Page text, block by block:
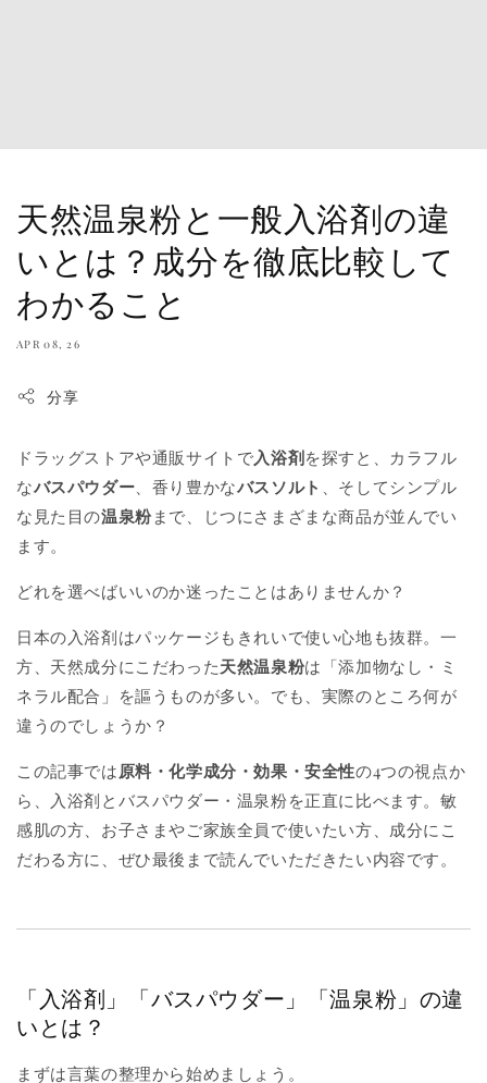
天然温泉粉と一般入浴剤の違
いとは？成分を徹底比較して
わかること
APR 08, 26
分享
ドラッグストアや通販サイトで入浴剤を探すと、カラフル
なバスパウダー 、香り豊かなバスソルト
、そしてシンプル
な見た目の温泉粉まで、じつにさまざまな商品が並んでい
ます。
どれを選べばいいのか迷ったことはありませんか？
日本の入浴剤はパッケージもきれいで使い心地も抜群。一
方、天然成分にこだわった天然温泉粉は「添加物なし・ミ
ネラル配合」を謳うものが多い。でも、実際のところ何が
違うのでしょうか？
この記事では 原料・化学成分・効果・安全性の4つの視点か
ら、入浴剤とバスパウダー・温泉粉を正直に比べます。敏
感肌の方、お子さまやご家族全員で使いたい方、成分にこ
だわる方に、ぜひ最後まで読んでいただきたい内容です。
「入浴剤」「バスパウダー」「温泉粉」の違
いとは？
まずは言葉の整理から始めましょう。